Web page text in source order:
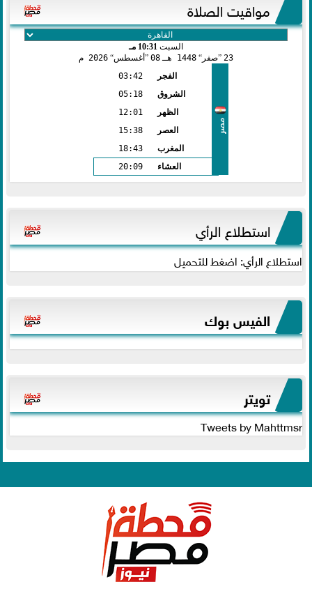
مواقيت الصلاة
السبت 10:31 مـ
23 صفر 1448 هـ 08 أغسطس 2026 م
مصر
الفجر
03:42
الشروق
05:18
الظهر
12:01
العصر
15:38
المغرب
18:43
العشاء
20:09
استطلاع الرأي
استطلاع الرأي: اضغط للتحميل
الفيس بوك
تويتر
Tweets by Mahttmsr